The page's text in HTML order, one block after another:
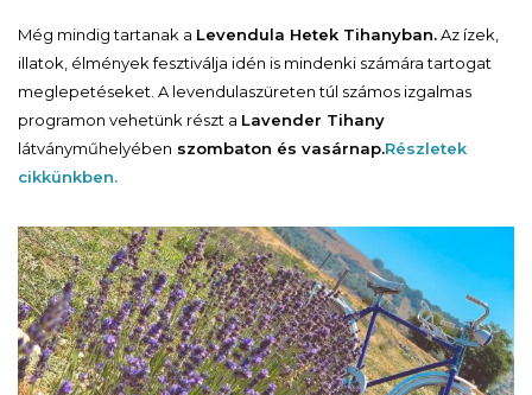
Még mindig tartanak a Levendula Hetek Tihanyban.Az ízek,
illatok, élmények fesztiválja idén is mindenki számára tartogat
meglepetéseket. A levendulaszüreten túl számos izgalmas
programon vehetünk részt a Lavender Tihany
látványműhelyében szombaton és vasárnap.Részletek
cikkünkben.